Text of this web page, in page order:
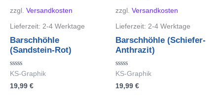
zzgl. Versandkosten
Lieferzeit: 2-4 Werktage
Barschhöhle
(Sandstein-Rot)
Bewertet
0
KS-Graphik
19,99 €
zzgl. Versandkosten
Lieferzeit: 2-4 Werktage
Barschhöhle (Schiefer-
Anthrazit)
Bewertet
0
KS-Graphik
19,99 €